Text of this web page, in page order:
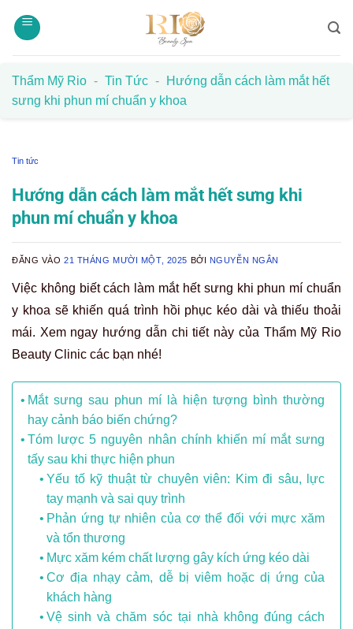
qua
Thẩm Mỹ Rio - Tin Tức -
Hướng dẫn cách làm mắt hết
sưng khi phun mí chuẩn y khoa
Tin tức
Hướng dẫn cách làm mắt hết sưng khi
phun mí chuẩn y khoa
ĐĂNG VÀO21 THÁNG MƯỜI MỘT, 2025 BỞI NGUYỄN NGÂN
Việc không biết cách làm mắt hết sưng khi phun mí chuẩn
y khoa sẽ khiến quá trình hồi phục kéo dài và thiếu thoải
mái. Xem ngay hướng dẫn chi tiết này của Thẩm Mỹ Rio
Beauty Clinic các bạn nhé!
Mắt sưng sau phun mí là hiện tượng bình thường
hay cảnh báo biến chứng?
Tóm lược 5 nguyên nhân chính khiến mí mắt sưng
tấy sau khi thực hiện phun
Yếu tố kỹ thuật từ chuyên viên: Kim đi sâu, lực
tay mạnh và sai quy trình
Phản ứng tự nhiên của cơ thể đối với mực xăm
và tổn thương
Mực xăm kém chất lượng gây kích ứng kéo dài
Cơ địa nhạy cảm, dễ bị viêm hoặc dị ứng của
khách hàng
Vệ sinh và chăm sóc tại nhà không đúng cách